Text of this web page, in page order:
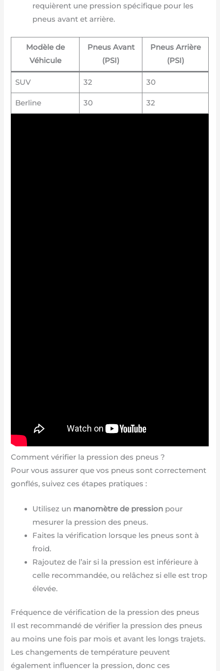
requièrent une pression spécifique pour les
pneus avant et arrière.
Modèle de
Véhicule
Pneus Avant
(PSI)
Pneus Arrière
(PSI)
SUV 32 30
Berline 30 32
Comment vérifier la pression des pneus ?
Pour vous assurer que vos pneus sont correctement
gonflés, suivez ces étapes pratiques :
Utilisez un manomètre de pression pour
mesurer la pression des pneus.
Faites la vérification lorsque les pneus sont à
froid.
Rajoutez de l’air si la pression est inférieure à
celle recommandée, ou relâchez si elle est trop
élevée.
Fréquence de vérification de la pression des pneus
Il est recommandé de vérifier la pression des pneus
au moins une fois par mois et avant les longs trajets.
Les changements de température peuvent
également influencer la pression, donc ces